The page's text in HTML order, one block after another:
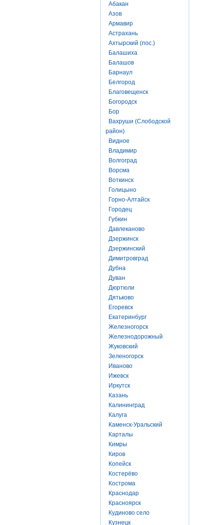
Абакан
Азов
Армавир
Астрахань
Ахтырский (пос.)
Балашиха
Балашов
Барнаул
Белгород
Благовещенск
Богородск
Бор
Вахруши (Слободской
район)
Видное
Владимир
Волгоград
Ворсма
Воткинск
Голицыно
Горно-Алтайск
Городец
Губкин
Давлеканово
Дзержинск
Дзержинский
Димитровград
Дубна
Дуван
Дюртюли
Дятьково
Егоревск
Екатеринбург
Железногорск
Железнодорожный
Жуковский
Зеленогорск
Иваново
Ижевск
Иркутск
Казань
Калининград
Калуга
Каменск-Уральский
Карталы
Кимры
Киров
Копейск
Костерёво
Кострома
Краснодар
Красноярск
Кудиново село
Кузнецк